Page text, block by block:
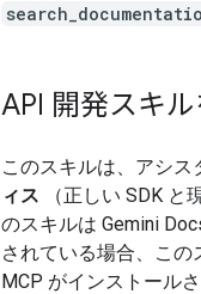
API 開発スキ
このスキルは、アシ
ィス （正しい SDK と
のスキルは Gemini
されている場合、この
MCP がインストール